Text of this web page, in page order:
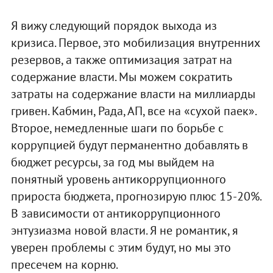
Я вижу следующий порядок выхода из
кризиса. Первое, это мобилизация внутренних
резервов, а также оптимизация затрат на
содержание власти. Мы можем сократить
затраты на содержание власти на миллиарды
гривен. Кабмин, Рада, АП, все на «сухой паек».
Второе, немедленные шаги по борьбе с
коррупцией будут перманентно добавлять в
бюджет ресурсы, за год мы выйдем на
понятный уровень антикоррупционного
прироста бюджета, прогнозирую плюс 15-20%.
В зависимости от антикоррупционного
энтузиазма новой власти. Я не романтик, я
уверен проблемы с этим будут, но мы это
пресечем на корню.